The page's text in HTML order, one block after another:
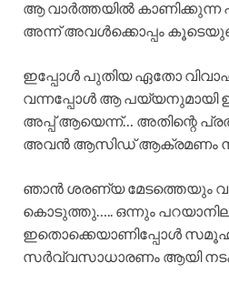
ആ വാർത്തയിൽ
അന്ന് അവൾക്കൊപ്പം
ഇപ്പോൾ പുതിയ ഏതോ
വന്നപ്പോൾ ആ പയ്യനുമായി
അപ്പ് ആയെന്ന്… അതിന്റെ
അവൻ ആസിഡ് ആക്രമണം
ഞാൻ ശരണ്യ മേടത്തെയും
കൊടുത്തു….. ഒന്നും
ഇതൊക്കെയാണിപ്പോൾ
സർവ്വസാധാരണം ആയി